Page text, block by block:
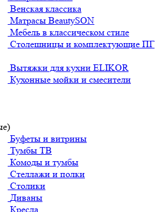
Венская классика
Матрасы BeautySON
Мебель в классическом стиле
Столешницы и комплектующие ПГ
Вытяжки для кухни ELIKOR
Кухонные мойки и смесители
Буфеты и витрины
Тумбы ТВ
Комоды и тумбы
Стеллажи и полки
Столики
Диваны
Кресла